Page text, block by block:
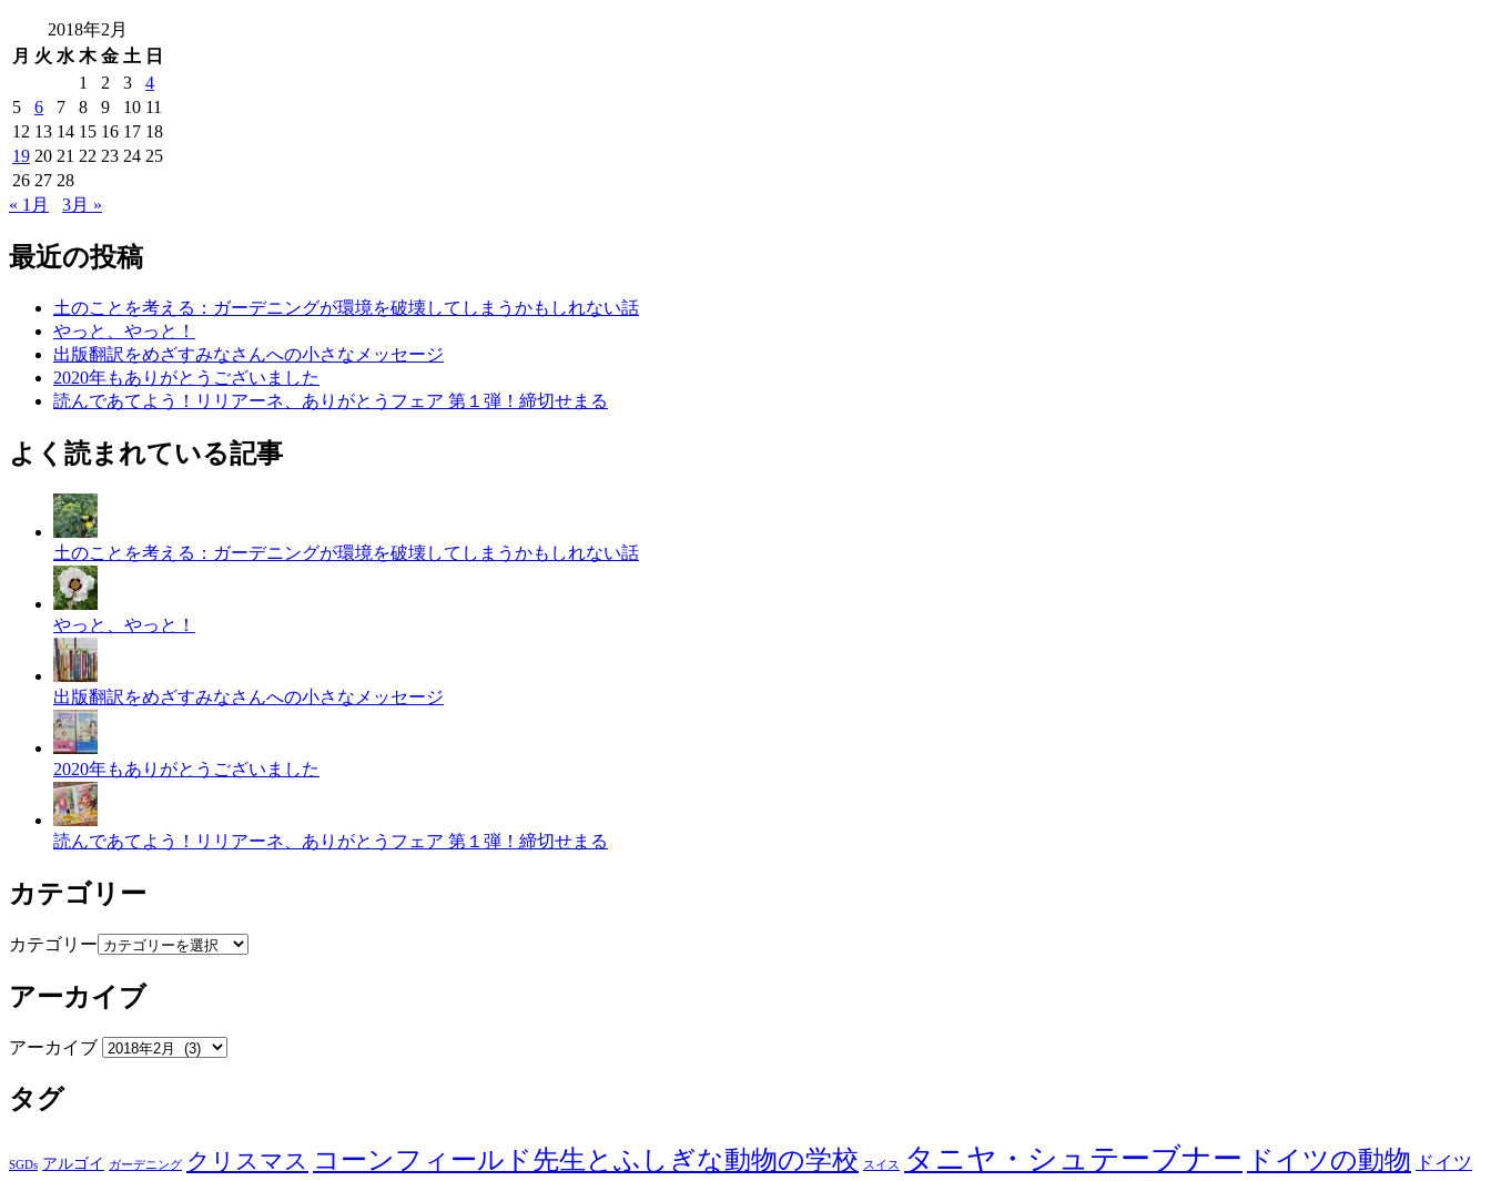
2018年2月
月 火 水 木 金 土 日
1
2 3
4
5
6 7 8 9 10 11
12 13 14 15 16 17 18
19 20 21 22 23 24 25
26 27 28
« 1月
3月 »
最近の投稿
土のことを考える：ガーデニングが環境を破壊してしまうかもしれない話
やっと、やっと！
出版翻訳をめざすみなさんへの小さなメッセージ
2020年もありがとうございました
読んであてよう！リリアーネ、ありがとうフェア 第１弾！締切せまる
よく読まれている記事
土のことを考える：ガーデニングが環境を破壊してしまうかもしれない話
やっと、やっと！
出版翻訳をめざすみなさんへの小さなメッセージ
2020年もありがとうございました
読んであてよう！リリアーネ、ありがとうフェア 第１弾！締切せまる
カテゴリー
カテゴリー
アーカイブ
アーカイブ
タグ
SGDs アルゴイ ガーデニング クリスマス コーンフィールド先生とふしぎな動物の学校 スイス タニヤ・シュテーブナー ドイツの動物
ドイツ